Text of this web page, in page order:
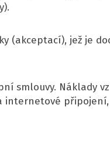
(akceptací), jež je
smlouvy. Náklady
internetové